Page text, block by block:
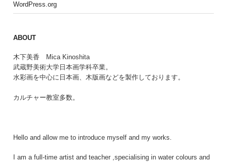
WordPress.org
ABOUT
木下美香 Mica Kinoshita
武蔵野美術大学日本画学科卒業。
水彩画を中心に日本画、木版画などを製作しております。
カルチャー教室多数。
Hello and allow me to introduce myself and my works.
I am a full-time artist and teacher ,specialising in water colours and